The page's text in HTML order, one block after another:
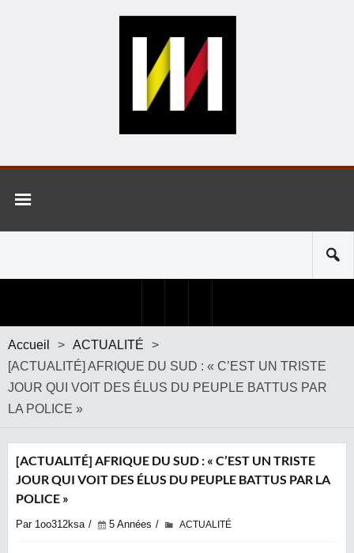
Accueil > ACTUALITÉ
>
[ACTUALITÉ] AFRIQUE DU SUD : « C’EST UN TRISTE
JOUR QUI VOIT DES ÉLUS DU PEUPLE BATTUS PAR
LA POLICE »
[ACTUALITÉ] AFRIQUE DU SUD : « C’EST UN TRISTE
JOUR QUI VOIT DES ÉLUS DU PEUPLE BATTUS PAR LA
POLICE »
Par 1oo312ksa 5 Années ACTUALITÉ